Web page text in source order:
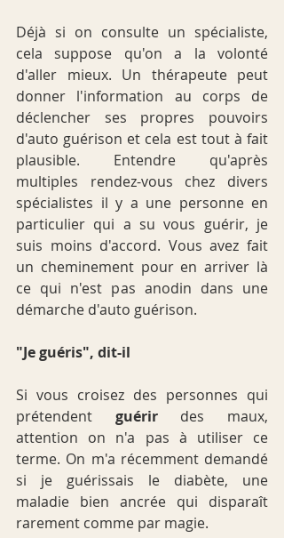
Déjà si on consulte un spécialiste,
cela suppose qu'on a la volonté
d'aller mieux. Un thérapeute peut
donner l'information au corps de
déclencher ses propres pouvoirs
d'auto guérison et cela est tout à fait
plausible. Entendre qu'après
multiples rendez-vous chez divers
spécialistes il y a une personne en
particulier qui a su vous guérir, je
suis moins d'accord. Vous avez fait
un cheminement pour en arriver là
ce qui n'est pas anodin dans une
démarche d'auto guérison.
"Je guéris", dit-il
Si vous croisez des personnes qui
prétendent guérir des maux,
attention on n'a pas à utiliser ce
terme. On m'a récemment demandé
si je guérissais le diabète, une
maladie bien ancrée qui disparaît
rarement comme par magie.